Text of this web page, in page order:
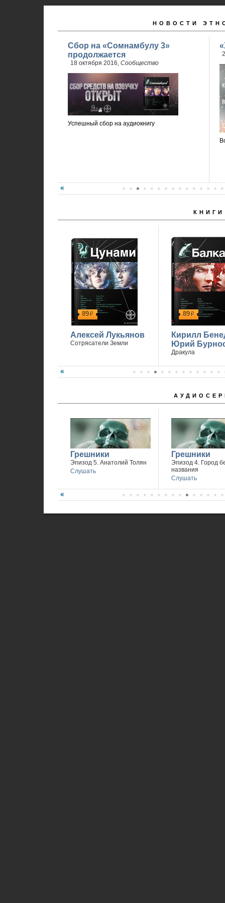
НОВОСТИ
Сбор на «Сомнамбулу 3»
продолжается
18 октября 2016, Сообщество
Успешный сбор на аудиокнигу
КНИГИ
89р
Алексей Лукьянов
Сотрясатели Земли
89р
Кирилл
Юрий
Дракула
Грешники
Эпизод 5. Анатолий Толян
Слушать
Грешники
Эпизод 4. Город
названия
Слушать